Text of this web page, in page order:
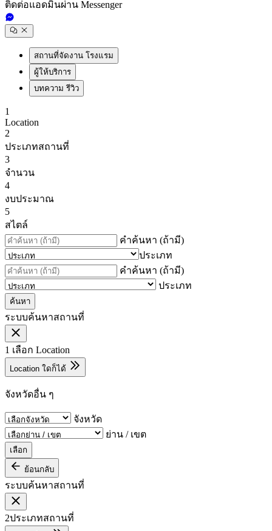
ติดต่อแอดมินผ่าน Messenger
สถานที่จัดงาน โรงแรม
ผู้ให้บริการ
บทความ รีวิว
1
Location
2
ประเภทสถานที่
3
จำนวน
4
งบประมาณ
5
สไตล์
คำค้นหา (ถ้ามี)
ประเภท
คำค้นหา (ถ้ามี)
ประเภท
ค้นหา
ระบบค้นหาสถานที่
1 เลือก Location
Location ใดก็ได้
จังหวัดอื่น ๆ
จังหวัด
ย่าน / เขต
เลือก
ย้อนกลับ
ระบบค้นหาสถานที่
2ประเภทสถานที่